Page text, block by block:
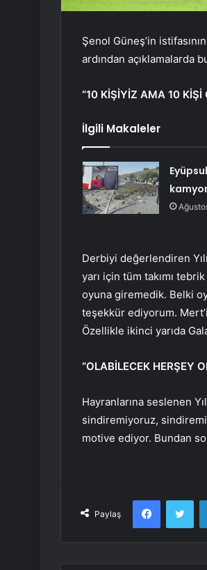
Şenol Güneş’in
ardından açıklamalarda
“10 KİŞİYİZ AMA 10 KİŞİ
İlgili Makaleler
Derbiyi değerlendiren
yarı için tüm takımı
oyuna giremedik. Belki
teşekkür ediyorum.
Özellikle ikinci yarıda
“OLABİLECEK HERŞEY
Hayranlarına seslenen
sindiremiyoruz,
motive ediyor. Bundan
Paylaş
Facebook